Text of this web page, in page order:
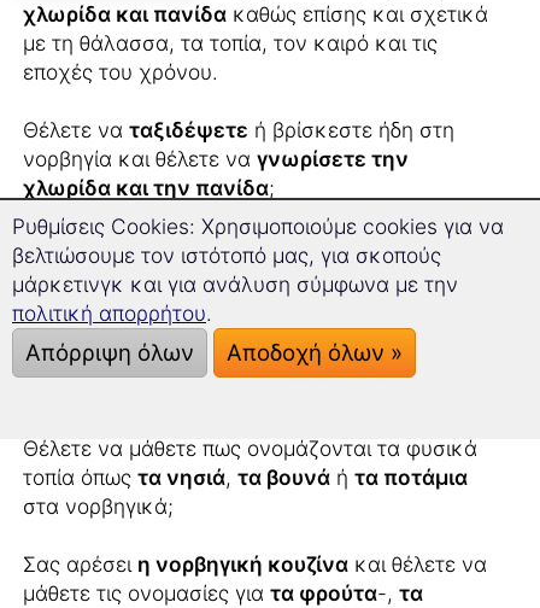
χλωρίδα και πανίδα καθώς επίσης και σχετικά
με τη θάλασσα, τα τοπία, τον καιρό και τις
εποχές του χρόνου.
Θέλετε να ταξιδέψετε ή βρίσκεστε ήδη στη
νορβηγία και θέλετε να γνωρίσετε την
χλωρίδα και την πανίδα;
Θέλετε επίσης να μάθετε, πως ονομάζονται τα
ζώα και τα φυτά στα νορβηγικά;
Θέλετε να μπορείτε να βλέπετε ταινίες
σχετικές με την φύση χωρίς υπότιτλους
χρειάζεστε για αυτό το λόγο περισσότερο
Θέλετε να μάθετε πως ονομάζονται τα φυσικά
τοπία όπως τα νησιά, τα βουνά ή τα ποτάμια
στα νορβηγικά;
Σας αρέσει η νορβηγική κουζίνα και θέλετε να
μάθετε τις ονομασίες για τα φρούτα-, τα
Ρυθμίσεις Cookies: Χρησιμοποιούμε cookies για να
βελτιώσουμε τον ιστότοπό μας, για σκοπούς
μάρκετινγκ και για ανάλυση σύμφωνα με την
πολιτική απορρήτου.
Απόρριψη όλων Αποδοχή όλων »